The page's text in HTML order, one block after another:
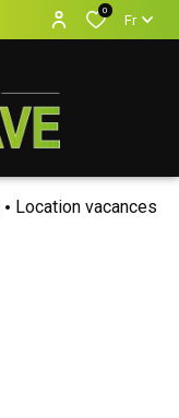
0
Fr
Location vacances